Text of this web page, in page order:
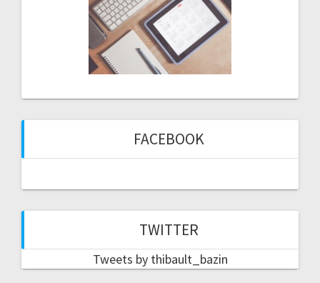
FACEBOOK
TWITTER
Tweets by thibault_bazin